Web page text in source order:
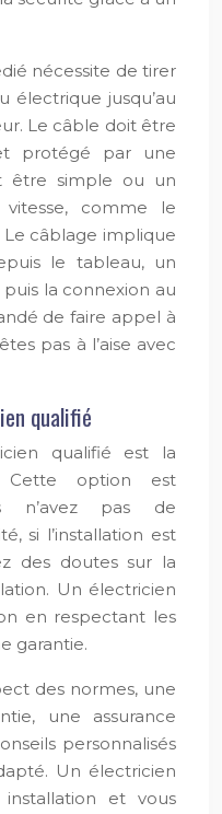
nécessite de tirer
électrique jusqu’au
Le câble doit être
protégé par une
être simple ou un
comme le
Le câblage implique
le tableau, un
la connexion au
de faire appel à
pas à l’aise avec
qualifié
qualifié est la
option est
n’avez pas de
si l’installation est
des doutes sur la
Un électricien
en respectant les
garantie.
des normes, une
une assurance
personnalisés
Un électricien
et vous